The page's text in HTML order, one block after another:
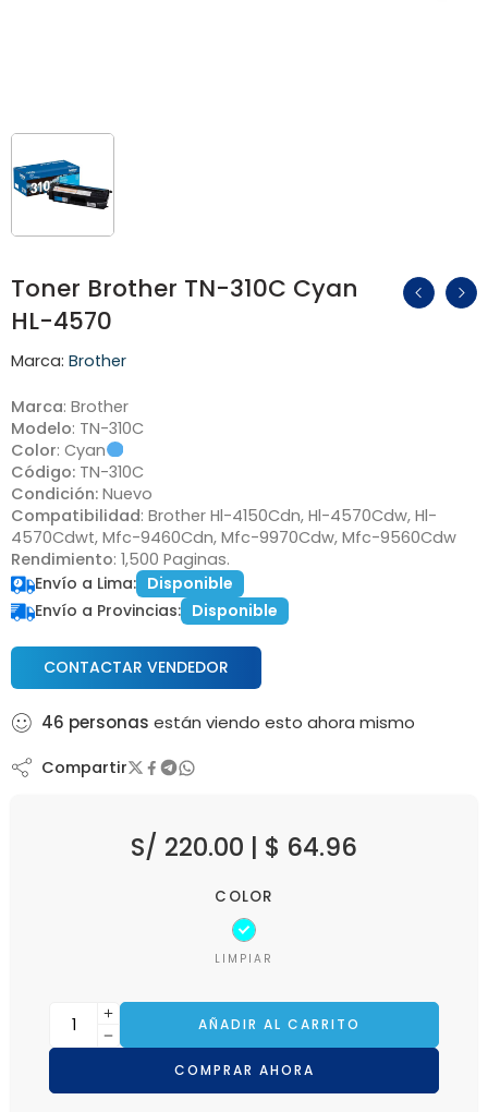
Toner Brother TN-310C Cyan
HL-4570
Marca: Brother
Marca: Brother
Modelo: TN-310C
Color: Cyan
Código: TN-310C
Condición: Nuevo
Compatibilidad: Brother Hl-4150Cdn, Hl-4570Cdw, Hl-
4570Cdwt, Mfc-9460Cdn, Mfc-9970Cdw, Mfc-9560Cdw
Rendimiento: 1,500 Paginas.
Envío a Lima: Disponible
Envío a Provincias: Disponible
CONTACTAR VENDEDOR
46 personas están viendo esto ahora mismo
Compartir
S/ 220.00 | $ 64.96
COLOR
LIMPIAR
AÑADIR AL CARRITO
COMPRAR AHORA